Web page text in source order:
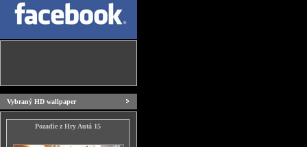
Vybraný HD wallpaper
Pozadie z Hry Autá 15